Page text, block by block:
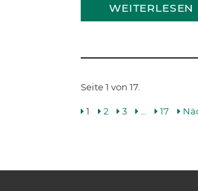
WEITERLESEN
Seite 1 von 17.
1 2 3 17